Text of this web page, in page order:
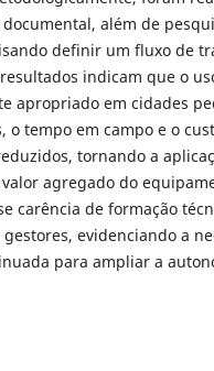
além de
definir um fluxo de
indicam que o
apropriado em cidades
o tempo em campo e o
tornando a
agregado do
carência de formação
evidenciando a
para ampliar a